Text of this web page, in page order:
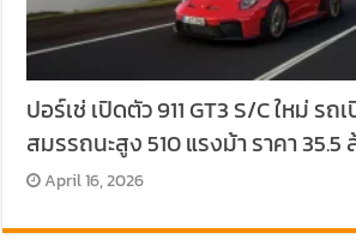
ปอร์เช่ เปิดตัว 911 GT3 S/C ใหม่ รถ
สมรรถนะสูง 510 แรงม้า ราคา 35.5
April 16, 2026